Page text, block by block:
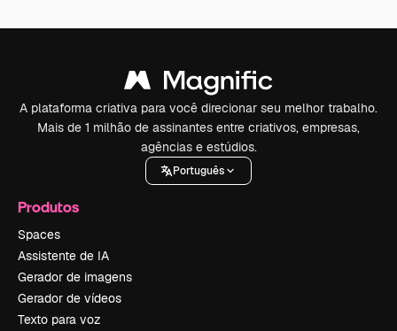
A plataforma criativa para você direcionar seu melhor trabalho.
Mais de 1 milhão de assinantes entre criativos, empresas,
agências e estúdios.
Português
Produtos
Spaces
Assistente de IA
Gerador de imagens
Gerador de vídeos
Texto para voz